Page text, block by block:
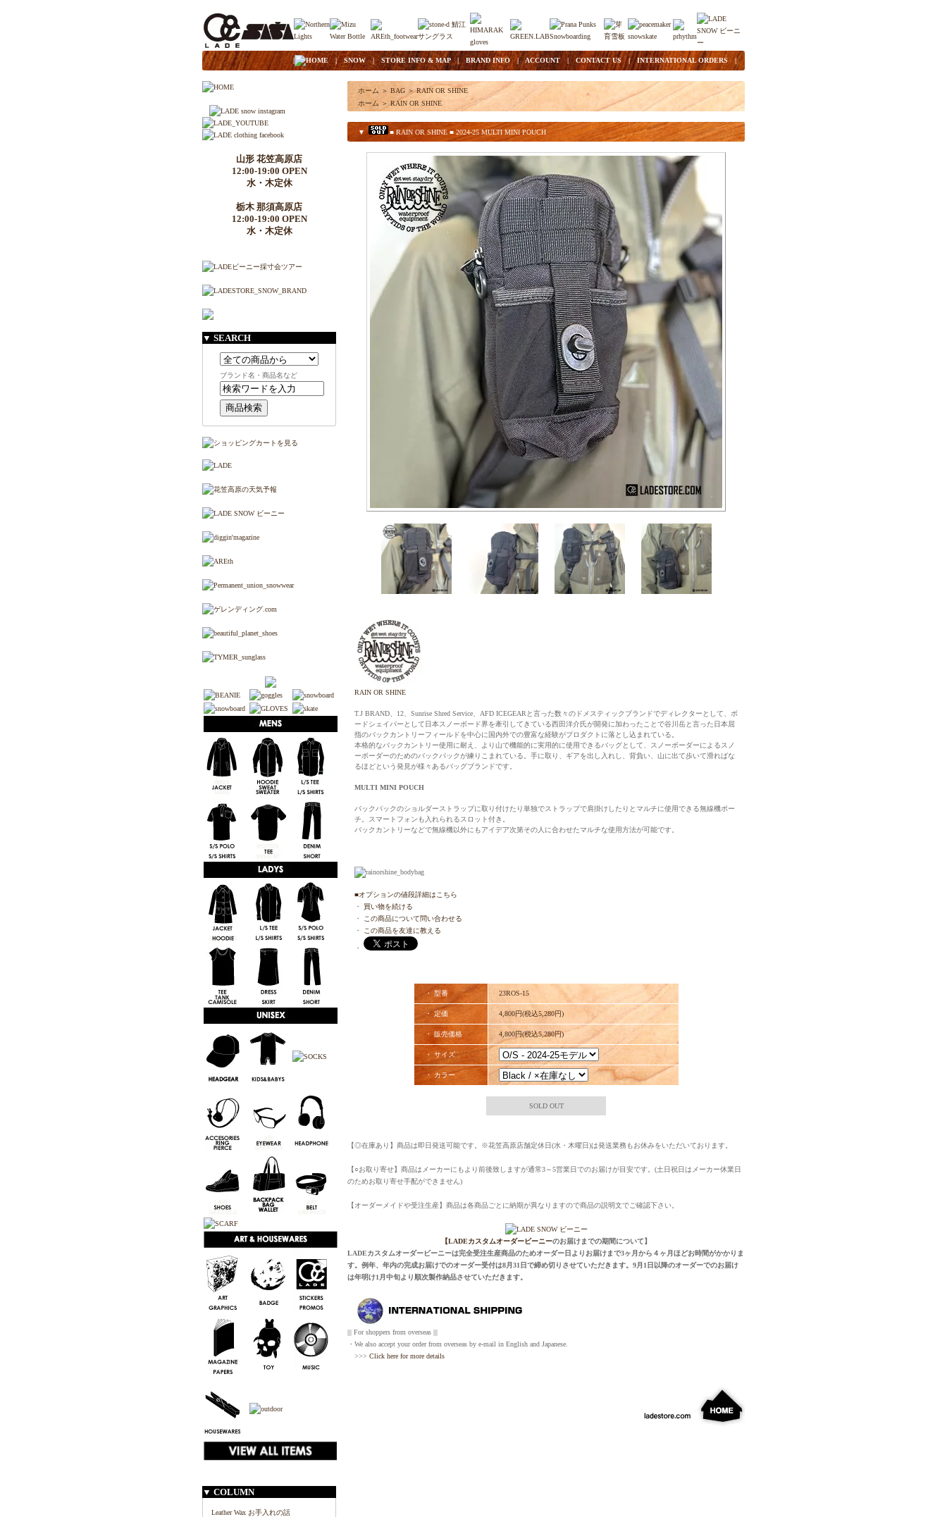
| HOME|SNOW| STORE INFO & MAP|BRAND INFO|ACCOUNT|CONTACT US |INTERNATIONAL ORDERS |
山形 花笠高原店
12:00-19:00 OPEN
水・木定休
栃木 那須高原店
12:00-19:00 OPEN
水・木定休
▼ SEARCH
ブランド名・商品名など
▼ COLUMN
Leather Wax お手入れの話
ホーム ＞ BAG ＞ RAIN OR SHINE
ホーム ＞ RAIN OR SHINE
▼ ■ RAIN OR SHINE ■ 2024-25 MULTI MINI POUCH
RAIN OR SHINE
T.J BRAND、12、Sunrise Shred Service、AFD ICEGEARと言った数々のドメスティックブランドでディレクターとして、ボ
ードシェイパーとして日本スノーボード界を牽引してきている西田洋介氏が開発に加わったことで谷川岳と言った日本屈
指のバックカントリーフィールドを中心に国内外での豊富な経験がプロダクトに落とし込まれている。
本格的なバックカントリー使用に耐え、より山で機能的に実用的に使用できるバッグとして、スノーボーダーによるスノ
ーボーダーのためのバックパックが練りこまれている。手に取り、ギアを出し入れし、背負い、山に出て歩いて滑ればな
るほどという発見が様々あるバッグブランドです。
MULTI MINI POUCH
バックパックのショルダーストラップに取り付けたり単独でストラップで肩掛けしたりとマルチに使用できる無線機ポー
チ。スマートフォンも入れられるスロット付き。
バックカントリーなどで無線機以外にもアイデア次第その人に合わせたマルチな使用方法が可能です。
■オプションの値段詳細はこちら
・ 買い物を続ける
・
この商品について問い合わせる
・
この商品を友達に教える
・
・ 型番 23ROS-15
・ 定価 4,800円(税込5,280円)
・ 販売価格 4,800円(税込5,280円)
・ サイズ
・ カラー
SOLD OUT
【◎在庫あり】商品は即日発送可能です。※花笠高原店舗定休日(水・木曜日)は発送業務もお休みをいただいております。
【○お取り寄せ】商品はメーカーにもより前後致しますが通常3～5営業日でのお届けが目安です。(土日祝日はメーカー休業日
のためお取り寄せ手配ができません)
【オーダーメイドや受注生産】商品は各商品ごとに納期が異なりますので商品の説明文でご確認下さい。
【LADEカスタムオーダービーニーのお届けまでの期間について】
LADEカスタムオーダービーニーは完全受注生産商品のためオーダー日よりお届けまで3ヶ月から４ヶ月ほどお時間がかかりま
す。例年、年内の完成お届けでのオーダー受付は8月31日で締め切りさせていただきます。9月1日以降のオーダーでのお届け
は年明け1月中旬より順次製作納品させていただきます。
||| For shoppers from overseas |||
・We also accept your order from overseas by e-mail in English and Japanese.
>>> Click here for more details